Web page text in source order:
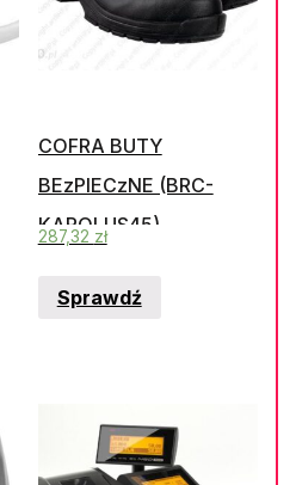
COFRA BUTY
BEzPIECzNE (BRC-
KAROLUS45)
287,32 zł
Sprawdź